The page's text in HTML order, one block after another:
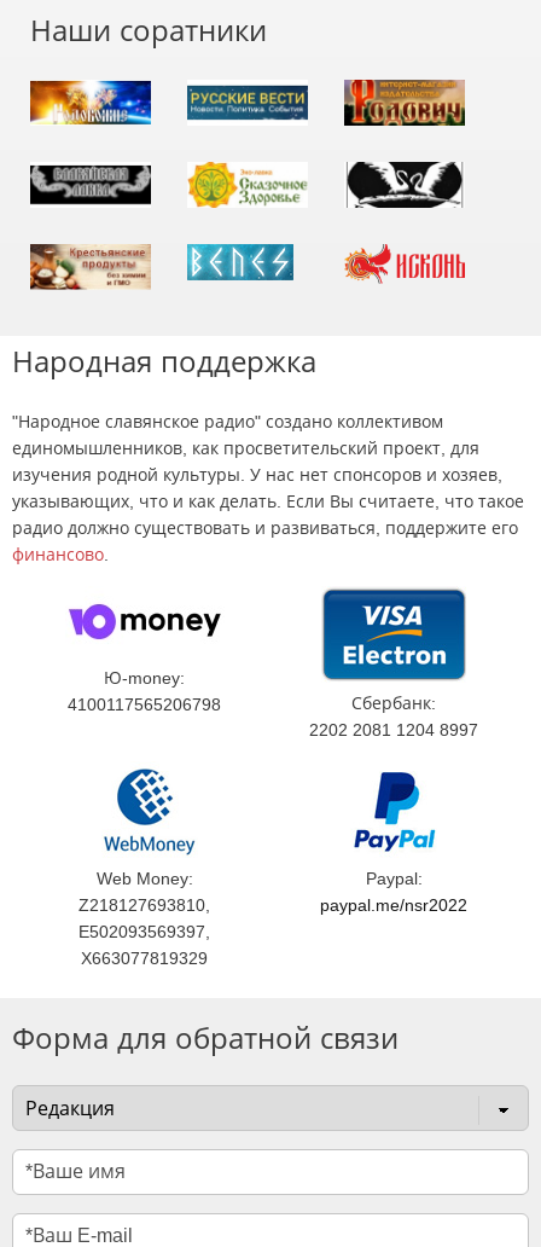
Наши соратники
Народная поддержка
"Народное славянское радио" создано коллективом
единомышленников, как просветительский проект, для
изучения родной культуры. У нас нет спонсоров и хозяев,
указывающих, что и как делать. Если Вы считаете, что такое
радио должно существовать и развиваться, поддержите его
финансово
Ю-money:
4100117565206798
Сбербанк:
2202 2081 1204 8997
Web Money:
Z218127693810,
E502093569397,
X663077819329
Paypal:
paypal.me/nsr2022
Форма для обратной связи